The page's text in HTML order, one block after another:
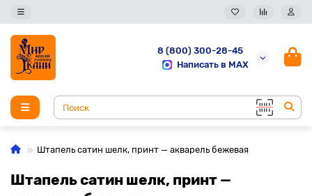
8 (800) 300-28-45
Написать в MAX
Штапель сатин шелк, принт — акварель бежевая
Штапель сатин шелк, принт —